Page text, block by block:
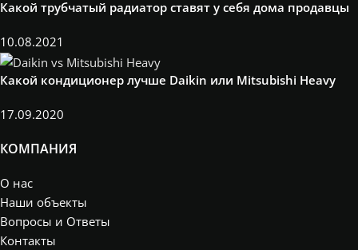
Какой трубчатый радиатор ставят у себя дома продавцы
10.08.2021
Какой кондиционер лучше Daikin или Mitsubishi Heavy
17.09.2020
КОМПАНИЯ
О нас
Наши объекты
Вопросы и Ответы
Контакты